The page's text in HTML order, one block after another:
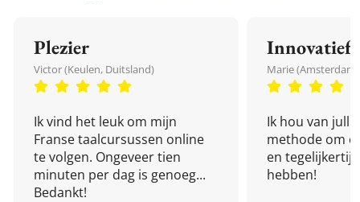
Plezier
Victor (Keulen, Duitsland)
Ik vind het leuk om mijn
Franse taalcursussen online
te volgen. Ongeveer tien
minuten per dag is genoeg...
Bedankt!
Innovatief
Marie
Ik hou van
methode om
en
hebben!